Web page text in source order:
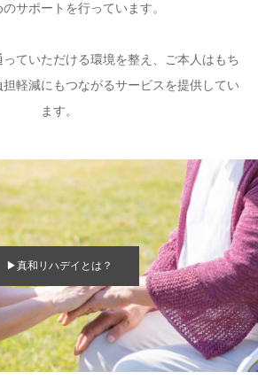
のサポートを行っています。
ていただける環境を整え、ご本人はもち
軽減にもつながるサービスを提供してい
ます。
▶真和リハデイとは？